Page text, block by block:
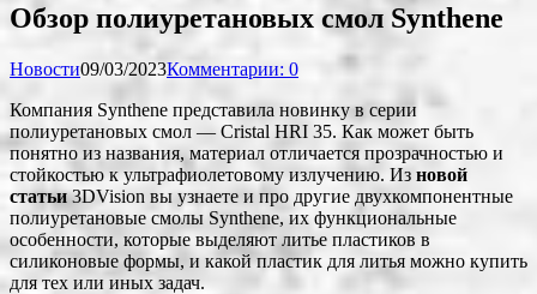
Обзор полиуретановых смол Synthene
Новости09/03/2023Комментарии: 0
Компания Synthene представила новинку в серии
полиуретановых смол — Cristal HRI 35. Как может быть
понятно из названия, материал отличается прозрачностью и
стойкостью к ультрафиолетовому излучению. Из новой
статьи3DVision вы узнаете и про другие двухкомпонентные
полиуретановые смолы Synthene, их функциональные
особенности, которые выделяют литье пластиков в
силиконовые формы, и какой пластик для литья можно купить
для тех или иных задач.